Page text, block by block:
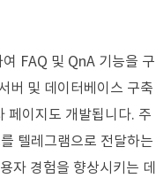
FAQ 및 QnA 기능을 구
버 및 데이터베이스 구축
페이지도 개발됩니다. 주
텔레그램으로 전달하는
자 경험을 향상시키는 데